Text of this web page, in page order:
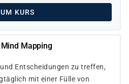
KURS
Mapping
Entscheidungen zu treffen,
mit einer Fülle von